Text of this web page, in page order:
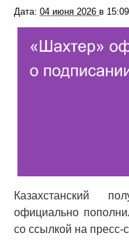
Дата: 04 июня 2026 в 15:09
Казахстанский
официально
со ссылкой на пресс-